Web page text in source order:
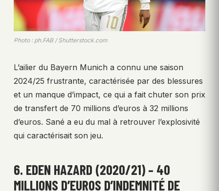
Photo : ph.FAB / Shutterstock.com
L’ailier du Bayern Munich a connu une saison
2024/25 frustrante, caractérisée par des blessures
et un manque d’impact, ce qui a fait chuter son prix
de transfert de 70 millions d’euros à 32 millions
d’euros. Sané a eu du mal à retrouver l’explosivité
qui caractérisait son jeu.
6. EDEN HAZARD (2020/21) – 40
MILLIONS D’EUROS D’INDEMNITÉ DE